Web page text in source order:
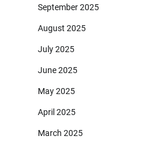
September 2025
August 2025
July 2025
June 2025
May 2025
April 2025
March 2025